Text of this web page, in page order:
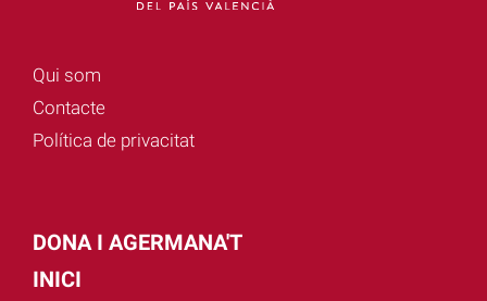
Qui som
Contacte
Política de privacitat
DONA I AGERMANA'T
INICI